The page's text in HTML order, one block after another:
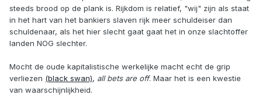
steeds brood op de plank is. Rijkdom is relatief, "wij" zijn als staat
in het hart van het bankiers slaven rijk meer schuldeiser dan
schuldenaar, als het hier slecht gaat gaat het in onze slachtoffer
landen NOG slechter.
Mocht de oude kapitalistische werkelijke macht echt de grip
verliezen (black swan), all bets are off. Maar het is een kwestie
van waarschijnlijkheid.